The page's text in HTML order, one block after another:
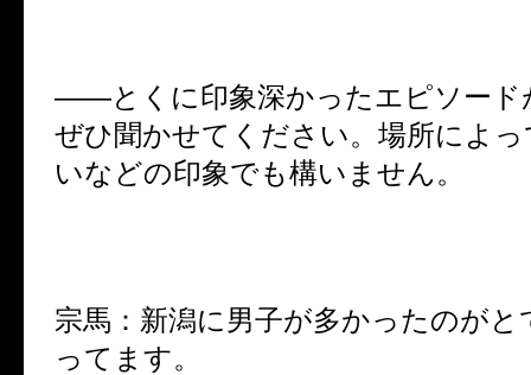
――とくに印象深かったエピソード
ぜひ聞かせてください。場所によ
いなどの印象でも構いません。
宗馬：新潟に男子が多かったのがと
ってます。